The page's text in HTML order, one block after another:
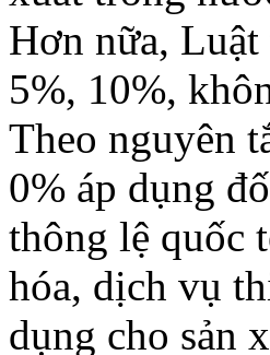
Hơn nữa,
5%, 10%,
Theo nguyên
0% áp dụng
thông lệ quốc
hóa, dịch vụ
dụng cho sản